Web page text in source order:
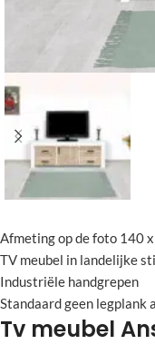
Afmeting op de foto 140
TV meubel in landelijke
Industriële handgrepen
Standaard geen legplank
Tv meubel